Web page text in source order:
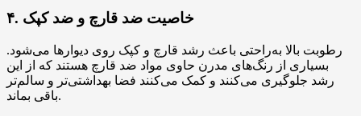
۴. خاصیت ضد قارچ و ضد کپک
رطوبت بالا به‌راحتی باعث رشد قارچ و کپک روی دیوارها می‌شود.
بسیاری از رنگ‌های مدرن حاوی مواد ضد قارچ هستند که از این
رشد جلوگیری می‌کنند و کمک می‌کنند فضا بهداشتی‌تر و سالم‌تر
باقی بماند.